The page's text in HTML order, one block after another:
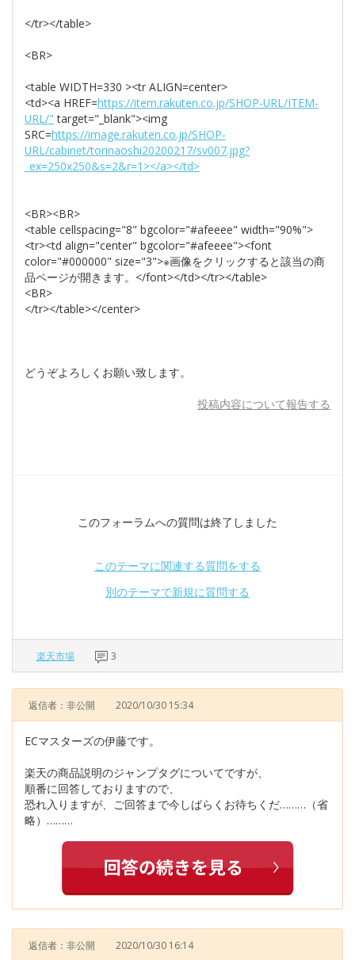
</tr></table>
<BR>
<table WIDTH=330 ><tr ALIGN=center>
<td><a HREF=https://item.rakuten.co.jp/SHOP-URL/ITEM-
URL/" target="_blank"><img
SRC=https://image.rakuten.co.jp/SHOP-
URL/cabinet/torinaoshi20200217/sv007.jpg?
_ex=250x250&s=2&r=1></a></td>
<BR><BR>
<table cellspacing="8" bgcolor="#afeeee" width="90%">
<tr><td align="center" bgcolor="#afeeee"><font
color="#000000" size="3">※画像をクリックすると該当の商
品ページが開きます。</font></td></tr></table>
<BR>
</tr></table></center>
どうぞよろしくお願い致します。
投稿内容について報告する
このフォーラムへの質問は終了しました
このテーマに関連する質問をする
別のテーマで新規に質問する
楽天市場 3
返信者：非公開 2020/10/30 15:34
ECマスターズの伊藤です。
楽天の商品説明のジャンプタグについてですが、
順番に回答しておりますので、
恐れ入りますが、ご回答まで今しばらくお待ちくだ………（省
略）………
返信者：非公開 2020/10/30 16:14